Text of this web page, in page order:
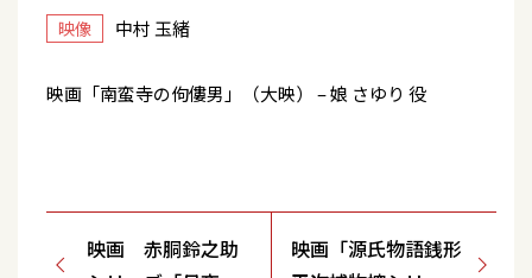
映像 中村 玉緒
映画「南蛮寺の佝僂男」（大映） – 娘 さゆり 役
映画 赤胴鈴之助
映画「源氏物語銭形